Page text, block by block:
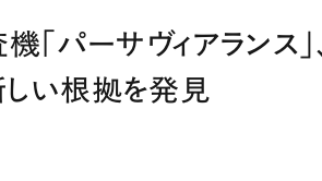
「パーサヴィアランス
い根拠を発見